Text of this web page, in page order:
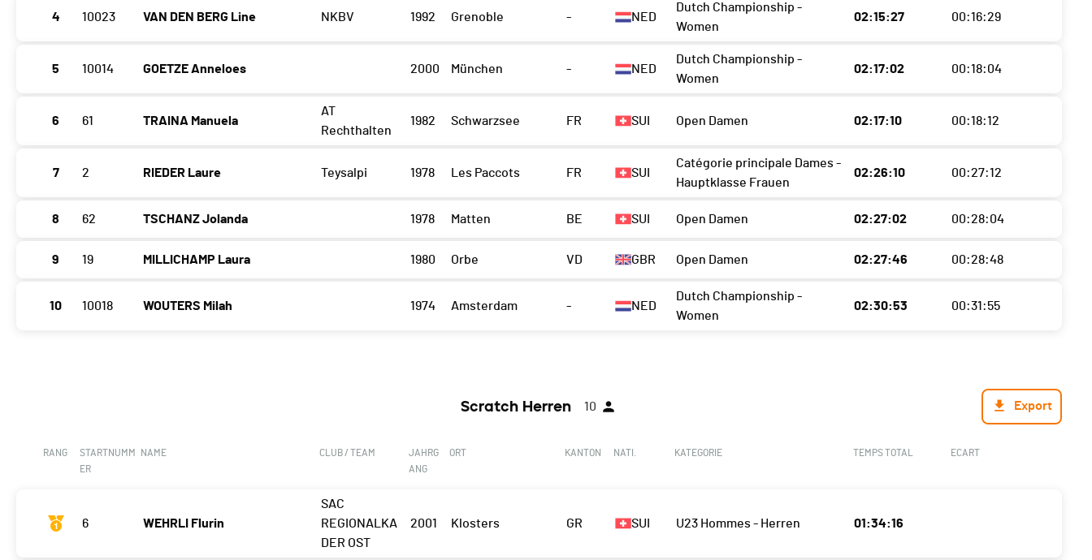
4 10023 VAN DEN BERG Line NKBV 1992 Grenoble - NED
Dutch Championship -
Women
02:15:27 00:16:29
5 10014 GOETZE Anneloes 2000 München - NED
Dutch Championship -
Women
02:17:02 00:18:04
6 61 TRAINA Manuela
AT
Rechthalten
1982 Schwarzsee FR SUI Open Damen 02:17:10 00:18:12
7 2 RIEDER Laure Teysalpi 1978 Les Paccots FR SUI
Catégorie principale Dames -
Hauptklasse Frauen
02:26:10 00:27:12
8 62 TSCHANZ Jolanda 1978 Matten BE SUI Open Damen 02:27:02 00:28:04
9 19 MILLICHAMP Laura 1980 Orbe VD GBR Open Damen 02:27:46 00:28:48
10 10018 WOUTERS Milah 1974 Amsterdam - NED
Dutch Championship -
Women
02:30:53 00:31:55
Scratch Herren 10 Export
RANG
STARTNUMM
ER
NAME CLUB / TEAM
JAHRG
ANG
ORT KANTON NATI. KATEGORIE TEMPS TOTAL ECART
6 WEHRLI Flurin
SAC
REGIONALKA
DER OST
2001 Klosters GR SUI U23 Hommes - Herren 01:34:16